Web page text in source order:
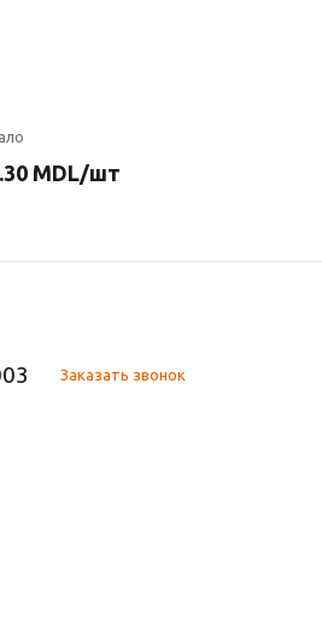
MDL/шт
Заказать звонок